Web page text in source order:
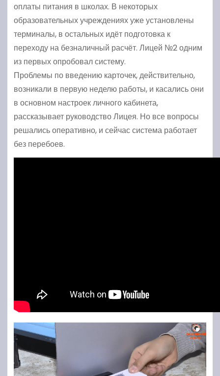
оплаты питания в школах. В некоторых
образовательных учреждениях уже установлены
терминалы, в остальных идёт подготовка к
переходу на безналичный расчёт. Лицей №2 одним
из первых опробовал систему.
Проблемы по введению карточек, действительно,
возникали в первую неделю работы, и касались они
в основном настроек личного кабинета,
рассказывает руководство Лицея. Но все вопросы
решались оперативно, и сейчас система работает
без перебоев.